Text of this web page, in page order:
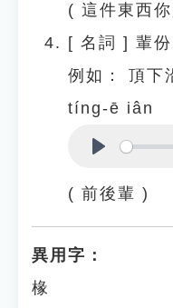
( 這件東西
[ 名詞 ] 輩份
例如：
頂下
tíng-ē iân
( 前後輩 )
異用字：
椽